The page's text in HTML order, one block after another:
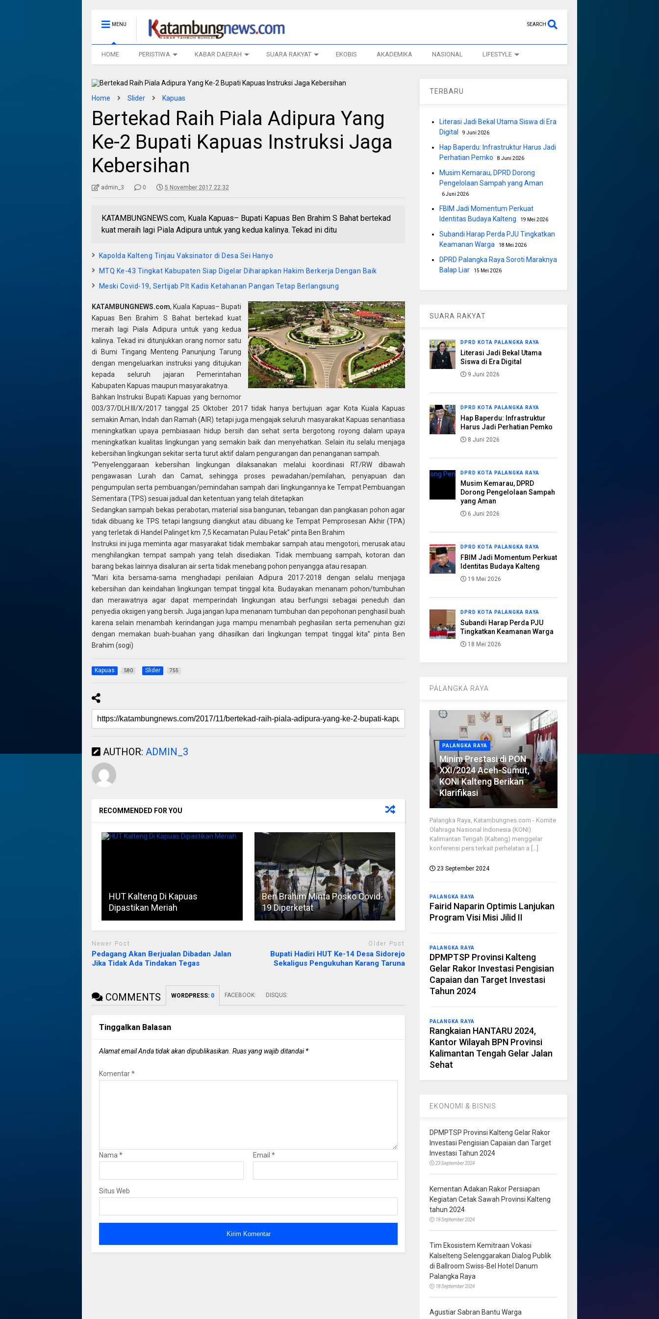
MENU SEARCH
HOME PERISTIWA KABAR DAERAH SUARA RAKYAT EKOBIS AKADEMIKA NASIONAL LIFESTYLE
Home Slider Kapuas
Bertekad Raih Piala Adipura Yang
Ke-2 Bupati Kapuas Instruksi Jaga
Kebersihan
admin_3 0 5 November 2017 22:32
KATAMBUNGNEWS.com, Kuala Kapuas– Bupati Kapuas Ben Brahim S Bahat bertekad
kuat meraih lagi Piala Adipura untuk yang kedua kalinya. Tekad ini ditu
Kapolda Kalteng Tinjau Vaksinator di Desa Sei Hanyo
MTQ Ke-43 Tingkat Kabupaten Siap Digelar Diharapkan Hakim Berkerja Dengan Baik
Meski Covid-19, Sertijab Plt Kadis Ketahanan Pangan Tetap Berlangsung
KATAMBUNGNEWS.com, Kuala Kapuas– Bupati
Kapuas Ben Brahim S Bahat bertekad kuat
meraih lagi Piala Adipura untuk yang kedua
kalinya. Tekad ini ditunjukkan orang nomor satu
di Bumi Tingang Menteng Panunjung Tarung
dengan mengeluarkan instruksi yang ditujukan
kepada seluruh jajaran Pemerintahan
Kabupaten Kapuas maupun masyarakatnya.
Bahkan Instruksi Bupati Kapuas yang bernomor
003/37/DLH.III/X/2017 tanggal 25 Oktober 2017 tidak hanya bertujuan agar Kota Kuala Kapuas
semakin Aman, Indah dan Ramah (AIR) tetapi juga mengajak seluruh masyarakat Kapuas senantiasa
meningkatkan upaya pembiasaan hidup bersih dan sehat serta bergotong royong dalam upaya
meningkatkan kualitas lingkungan yang semakin baik dan menyehatkan. Selain itu selalu menjaga
kebersihan lingkungan sekitar serta turut aktif dalam pengurangan dan penanganan sampah.
“Penyelenggaraan kebersihan lingkungan dilaksanakan melalui koordinasi RT/RW dibawah
pengawasan Lurah dan Camat, sehingga proses pewadahan/pemilahan, penyapuan dan
pengumpulan serta pembuangan/pemindahan sampah dari lingkungannya ke Tempat Pembuangan
Sementara (TPS) sesuai jadual dan ketentuan yang telah ditetapkan
Sedangkan sampah bekas perabotan, material sisa bangunan, tebangan dan pangkasan pohon agar
tidak dibuang ke TPS tetapi langsung diangkut atau dibuang ke Tempat Pemprosesan Akhir (TPA)
yang terletak di Handel Palinget km 7,5 Kecamatan Pulau Petak” pinta Ben Brahim
Instruksi ini juga meminta agar masyarakat tidak membakar sampah atau mengotori, merusak atau
menghilangkan tempat sampah yang telah disediakan. Tidak membuang sampah, kotoran dan
barang bekas lainnya disaluran air serta tidak menebang pohon penyangga atau resapan.
“Mari kita bersama-sama menghadapi penilaian Adipura 2017-2018 dengan selalu menjaga
kebersihan dan keindahan lingkungan tempat tinggal kita. Budayakan menanam pohon/tumbuhan
dan merawatnya agar dapat memperindah lingkungan atau berfungsi sebagai peneduh dan
penyedia oksigen yang bersih. Juga jangan lupa menanam tumbuhan dan pepohonan penghasil buah
karena selain menambah kerindangan juga mampu menambah peghasilan serta pemenuhan gizi
dengan memakan buah-buahan yang dihasilkan dari lingkungan tempat tinggal kita” pinta Ben
Brahim (sogi)
Kapuas 580 Slider 755
AUTHOR: ADMIN_3
RECOMMENDED FOR YOU
HUT Kalteng Di Kapuas
Dipastikan Meriah
Ben Brahim Minta Posko Covid-
19 Diperketat
Newer Post
Pedagang Akan Berjualan Dibadan Jalan
Jika Tidak Ada Tindakan Tegas
Older Post
Bupati Hadiri HUT Ke-14 Desa Sidorejo
Sekaligus Pengukuhan Karang Taruna
COMMENTS WORDPRESS: 0 FACEBOOK: DISQUS:
Tinggalkan Balasan
Alamat email Anda tidak akan dipublikasikan. Ruas yang wajib ditandai*
Komentar*
Nama * Email *
Situs Web
TERBARU
Literasi Jadi Bekal Utama Siswa di Era
Digital
9 Juni 2026
Hap Baperdu: Infrastruktur Harus Jadi
Perhatian Pemko
8 Juni 2026
Musim Kemarau, DPRD Dorong
Pengelolaan Sampah yang Aman
6 Juni 2026
FBIM Jadi Momentum Perkuat
Identitas Budaya Kalteng
19 Mei 2026
Subandi Harap Perda PJU Tingkatkan
Keamanan Warga
18 Mei 2026
DPRD Palangka Raya Soroti Maraknya
Balap Liar
15 Mei 2026
SUARA RAKYAT
DPRD KOTA PALANGKA RAYA
Literasi Jadi Bekal Utama
Siswa di Era Digital
9 Juni 2026
DPRD KOTA PALANGKA RAYA
Hap Baperdu: Infrastruktur
Harus Jadi Perhatian Pemko
8 Juni 2026
DPRD KOTA PALANGKA RAYA
Musim Kemarau, DPRD
Dorong Pengelolaan Sampah
yang Aman
6 Juni 2026
DPRD KOTA PALANGKA RAYA
FBIM Jadi Momentum Perkuat
Identitas Budaya Kalteng
19 Mei 2026
DPRD KOTA PALANGKA RAYA
Subandi Harap Perda PJU
Tingkatkan Keamanan Warga
18 Mei 2026
PALANGKA RAYA
PALANGKA RAYA
Minim Prestasi di PON
XXI/2024 Aceh-Sumut,
KONI Kalteng Berikan
Klarifikasi
Palangka Raya, Katambungnes.com - Komite
Olahraga Nasional Indonesia (KONI)
Kalimantan Tengah (Kalteng) menggelar
konferensi pers terkait perhelatan a [...]
23 September 2024
PALANGKA RAYA
Fairid Naparin Optimis Lanjukan
Program Visi Misi Jilid II
PALANGKA RAYA
DPMPTSP Provinsi Kalteng
Gelar Rakor Investasi Pengisian
Capaian dan Target Investasi
Tahun 2024
PALANGKA RAYA
Rangkaian HANTARU 2024,
Kantor Wilayah BPN Provinsi
Kalimantan Tengah Gelar Jalan
Sehat
EKONOMI & BISNIS
DPMPTSP Provinsi Kalteng Gelar Rakor
Investasi Pengisian Capaian dan Target
Investasi Tahun 2024
23 September 2024
Kementan Adakan Rakor Persiapan
Kegiatan Cetak Sawah Provinsi Kalteng
tahun 2024
18 September 2024
Tim Ekosistem Kemitraan Vokasi
Kalselteng Selenggarakan Dialog Publik
di Ballroom Swiss-Bel Hotel Danum
Palangka Raya
18 September 2024
Agustiar Sabran Bantu Warga